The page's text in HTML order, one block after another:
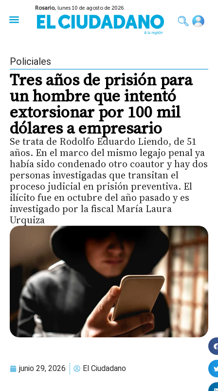
Rosario,lunes 10 de agosto de 2026
Policiales
Tres años de prisión para
un hombre que intentó
extorsionar por 100 mil
dólares a empresario
Se trata de Rodolfo Eduardo Liendo, de 51
años. En el marco del mismo legajo penal ya
había sido condenado otro coautor y hay dos
personas investigadas que transitan el
proceso judicial en prisión preventiva. El
ilícito fue en octubre del año pasado y es
investigado por la fiscal María Laura
Urquiza
junio 29, 2026 El Ciudadano